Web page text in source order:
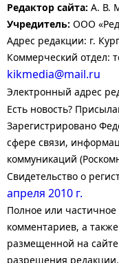
Редактор сайта: А. В.
Учредитель: ООО
Адрес редакции: г.
Коммерческий отдел:
kikmedia@mail.ru
Электронный адрес
Есть новость?
Зарегистрировано
сфере связи,
коммуникаций
Свидетельство о
апреля 2010 г.
Полное или
комментариев, а
размещенной на
разрешения редакции.